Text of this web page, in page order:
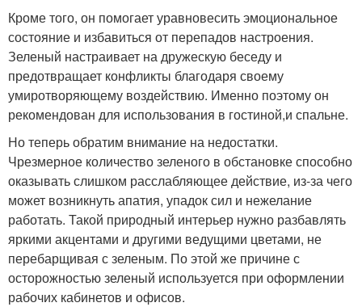
Кроме того, он помогает уравновесить эмоциональное
состояние и избавиться от перепадов настроения.
Зеленый настраивает на дружескую беседу и
предотвращает конфликты благодаря своему
умиротворяющему воздействию. Именно поэтому он
рекомендован для использования в гостиной,и спальне.
Но теперь обратим внимание на недостатки.
Чрезмерное количество зеленого в обстановке способно
оказывать слишком расслабляющее действие, из-за чего
может возникнуть апатия, упадок сил и нежелание
работать. Такой природный интерьер нужно разбавлять
яркими акцентами и другими ведущими цветами, не
перебарщивая с зеленым. По этой же причине с
осторожностью зеленый используется при оформлении
рабочих кабинетов и офисов.